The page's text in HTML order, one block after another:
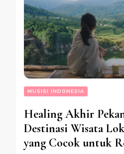
MUSISI INDONESIA
Healing Akhir
Destinasi Wisata
yang Cocok untuk